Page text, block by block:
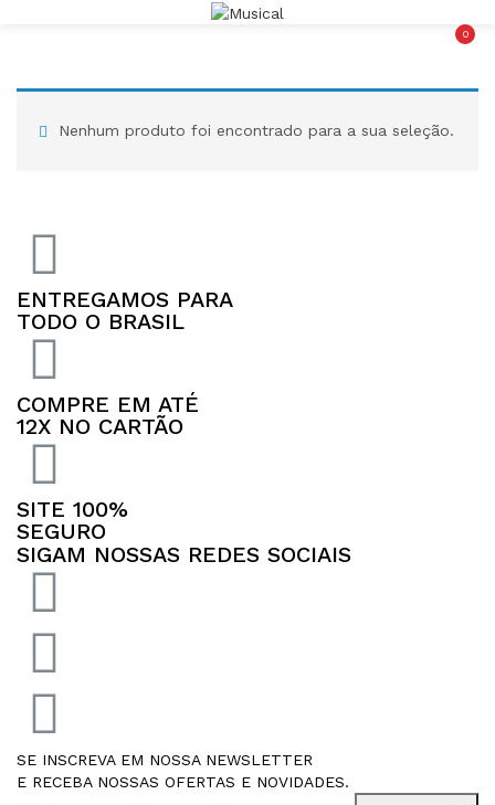
0
Nenhum produto foi encontrado para a sua seleção.
ENTREGAMOS PARA
TODO O BRASIL
COMPRE EM ATÉ
12X NO CARTÃO
SITE 100%
SEGURO
SIGAM NOSSAS REDES SOCIAIS
SE INSCREVA EM NOSSA NEWSLETTER
E RECEBA NOSSAS OFERTAS E NOVIDADES.